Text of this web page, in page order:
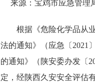
来源：宝鸡市应急管理
根据《危险化学品从
法的通知》（应急〔2021
的通知》（陕安委办发〔
定，经陕西久安安全评估